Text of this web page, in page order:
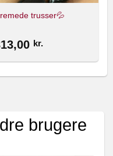
trusser💦
kr.
brugere